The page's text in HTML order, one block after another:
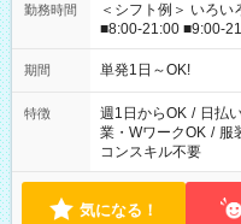
勤務時間
＜シフト例＞ いろ
■8:00-21:00 ■9:00-
期間 単発1日～OK!
特徴 週1日からOK / 日払
業・WワークOK / 服
コンスキル不要
気になる！